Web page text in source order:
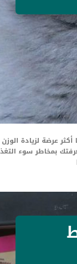
أكثر عرضة لزيادة
بمخاطر سوء